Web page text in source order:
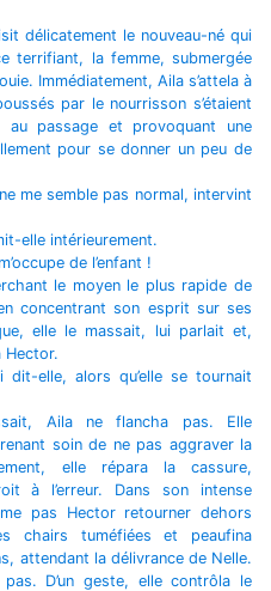
délicatement le nouveau-né qui
terrifiant, la femme, submergée
Immédiatement, Aila s’attela à
par le nourrisson s’étaient
au passage et provoquant une
pour se donner un peu de
me semble pas normal, intervint
elle intérieurement.
de l’enfant !
le moyen le plus rapide de
concentrant son esprit sur ses
elle le massait, lui parlait et,
Hector.
elle, alors qu’elle se tournait
Aila ne flancha pas. Elle
soin de ne pas aggraver la
elle répara la cassure,
à l’erreur. Dans son intense
pas Hector retourner dehors
chairs tuméfiées et peaufina
attendant la délivrance de Nelle.
D’un geste, elle contrôla le